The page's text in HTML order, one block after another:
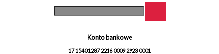
Konto bankowe
17 1540 1287 2216 0009 2923 0001